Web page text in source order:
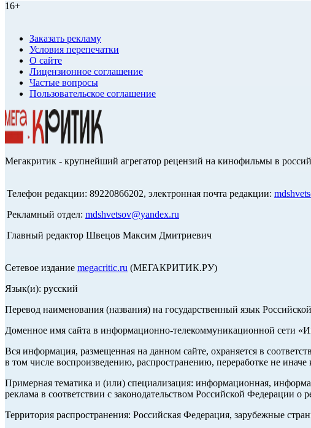
16+
Заказать рекламу
Условия перепечатки
О сайте
Лицензионное соглашение
Частые вопросы
Пользовательское соглашение
Мегакритик - крупнейший агрегатор рецензий на кинофильмы в
Телефон редакции: 89220866202, электронная почта редакции:
Рекламный отдел: mdshvetsov@yandex.ru
Главный редактор Швецов Максим Дмитриевич
Сетевое издание megacritic.ru (МЕГАКРИТИК.РУ)
Язык(и): русский
Перевод наименования (названия) на государственный язык
Доменное имя сайта в информационно-телекоммуникационной сети
Вся информация, размещенная на данном сайте, охраняется в
в том числе воспроизведению, распространению, переработке не
Примерная тематика и (или) специализация: информационная,
реклама в соответствии с законодательством Российской Федерации о
Территория распространения: Российская Федерация, зарубежные